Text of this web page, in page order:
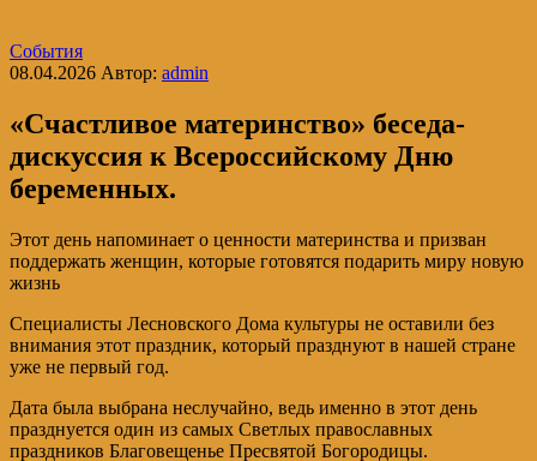
События
08.04.2026 Автор: admin
«Счастливое материнство» беседа-
дискуссия к Всероссийскому Дню
беременных.
Этот день напоминает о ценности материнства и призван
поддержать женщин, которые готовятся подарить миру новую
жизнь
Специалисты Лесновского Дома культуры не оставили без
внимания этот праздник, который празднуют в нашей стране
уже не первый год.
Дата была выбрана неслучайно, ведь именно в этот день
празднуется один из самых Светлых православных
праздников Благовещенье Пресвятой Богородицы.